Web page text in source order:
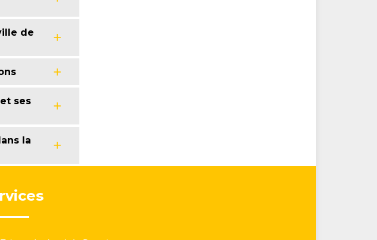
de
ses
la